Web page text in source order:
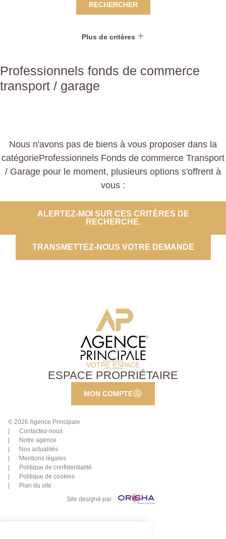
RECHERCHER
Plus de critères
Professionnels fonds de commerce
transport / garage
Nous n'avons pas de biens à vous proposer dans la
catégorieProfessionnels Fonds de commerce Transport
/ Garage pour le moment, plusieurs options s'offrent à
vous :
ALERTEZ-MOI SUR CES CRITÈRES DE
RECHERCHE.
TRANSMETTEZ-NOUS VOTRE DEMANDE
VOTRE ESPACE
ESPACE PROPRIÉTAIRE
MON COMPTE
© 2026 Agence Principale
Contactez-nous
Notre agence
Nos actualités
Mentions légales
Politique de confidentialité
Politique de cookies
Plan du site
Site designé par